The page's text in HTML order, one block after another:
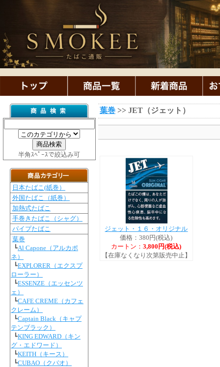
半角ｽﾍﾟｰｽで絞込み可
日本たばこ(紙巻）
外国たばこ（紙巻）
加熱式たばこ
手巻きたばこ（シャグ）
パイプたばこ
葉巻
┗Al Capone（アルカポ
ネ）
┗EXPLORER（エクスプ
ローラー）
┗ESSENZE（エッセンツ
ェ）
┗CAFE CREME（カフェ
クレーム）
┗Captain Black（キャプ
テンブラック）
┗KING EDWARD（キン
グ・エドワード）
┗KEITH（キース）
┗CUBAO（クバオ）
葉巻 >> JET（ジェット）
ジェット・１６・オリジナル
価格：380円(税込)
カートン：3,800円(税込)
【在庫なくなり次第販売中止】